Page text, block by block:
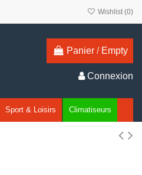
Wishlist (0)
Panier / Empty
Connexion
Sport & Loisirs Climatiseurs